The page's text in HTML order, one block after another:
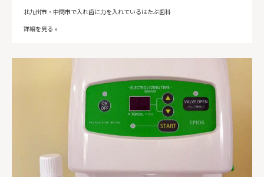
北九州市・中間市で入れ歯に力を入れているはたぶ歯科
詳細を見る »